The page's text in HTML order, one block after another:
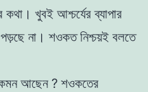
কথা । খুবই আশ্চর্যেরব্যাপার
পড়ছে না । শওকতনিশ্চয়ই বলতে
আছেন? শওকতের